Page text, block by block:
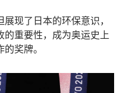
展现了日本的环保意识，
的重要性，成为奥运史上
奖牌。